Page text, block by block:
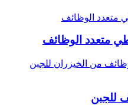
متعدد الوظائف
للجبن